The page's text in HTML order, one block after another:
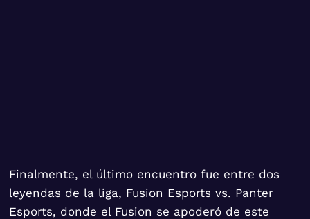
Finalmente, el último encuentro fue entre dos
leyendas de la liga, Fusion Esports vs. Panter
Esports, donde el Fusion se apoderó de este